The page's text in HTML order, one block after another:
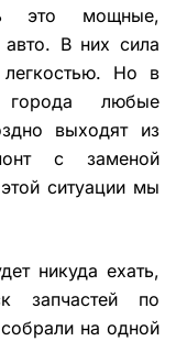
это мощные,
авто. В них сила
легкостью. Но в
любые
выходят из
с заменой
ситуации мы
никуда ехать,
запчастей по
на одной